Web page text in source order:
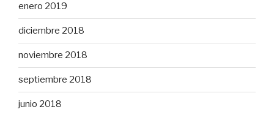
enero 2019
diciembre 2018
noviembre 2018
septiembre 2018
junio 2018